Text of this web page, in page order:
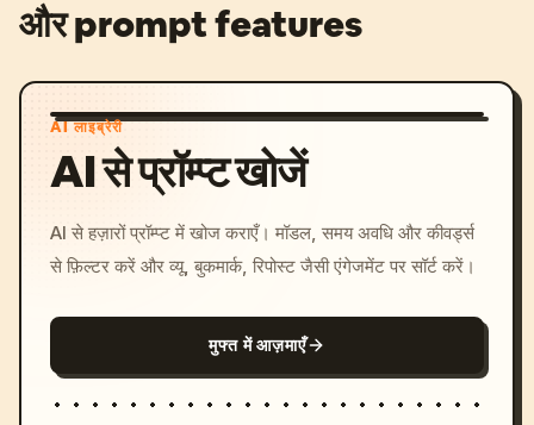
और prompt features
AI लाइब्रेरी
AI से प्रॉम्प्ट खोजें
AI से हज़ारों प्रॉम्प्ट में खोज कराएँ। मॉडल, समय अवधि और कीवर्ड्स
से फ़िल्टर करें और व्यू, बुकमार्क, रिपोस्ट जैसी एंगेजमेंट पर सॉर्ट करें।
मुफ्त में आज़माएँ